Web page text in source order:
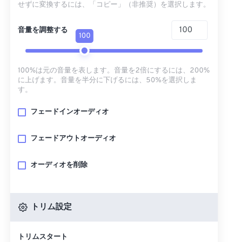
せずに変換するには、「コピー」（非推奨）を選択します。
音量を調整する
100
100%は元の音量を表します。音量を2倍にするには、200%
に上げます。音量を半分に下げるには、50%を選択しま
す。
フェードインオーディオ
フェードアウトオーディオ
オーディオを削除
トリム設定
トリムスタート